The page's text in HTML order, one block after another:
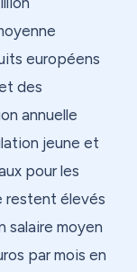
européens
des
annuelle
jeune et
pour les
restent élevés
salaire moyen
par mois en